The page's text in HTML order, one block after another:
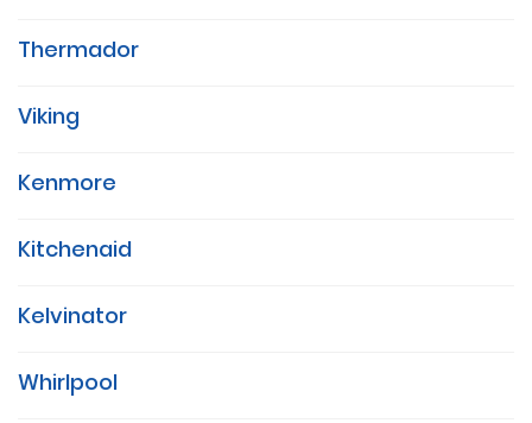
Thermador
Viking
Kenmore
Kitchenaid
Kelvinator
Whirlpool